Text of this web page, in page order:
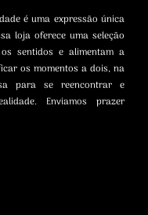
é uma expressão única
loja oferece uma seleção
sentidos e alimentam a
os momentos a dois, na
para se reencontrar e
Enviamos prazer